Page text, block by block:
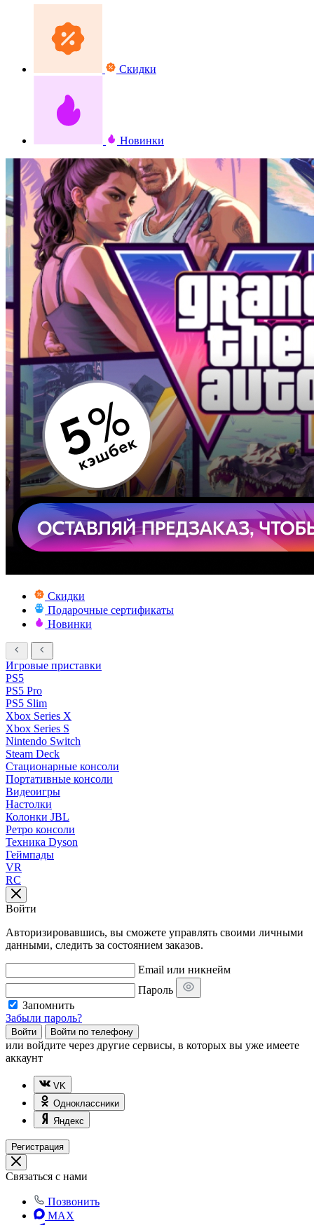
Скидки
Новинки
Скидки
Подарочные сертификаты
Новинки
Игровые приставки
PS5
PS5 Pro
PS5 Slim
Xbox Series X
Xbox Series S
Nintendo Switch
Steam Deck
Стационарные консоли
Портативные консоли
Видеоигры
Настолки
Колонки JBL
Ретро консоли
Техника Dyson
Геймпады
VR
RC
Войти
Авторизировавшись, вы сможете управлять своими личными
данными, следить за состоянием заказов.
Email или никнейм
Пароль
Запомнить
Забыли пароль?
Войти Войти по телефону
или войдите через другие сервисы, в которых вы уже имеете
аккаунт
VK
Одноклассники
Яндекс
Регистрация
Связаться с нами
Позвонить
MAX